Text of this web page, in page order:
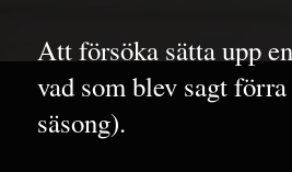
Att försöka sätta upp
vad som blev sagt
säsong).